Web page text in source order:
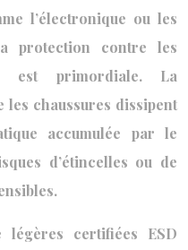
l’électronique ou les
protection contre les
est primordiale. La
chaussures dissipent
accumulée par le
d’étincelles ou de
légères certifiées ESD